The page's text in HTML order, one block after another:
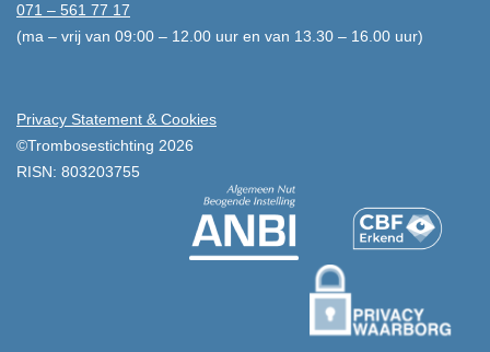
071 – 561 77 17
(ma – vrij van 09:00 – 12.00 uur en van 13.30 – 16.00 uur)
Privacy Statement & Cookies
©Trombosestichting 2026
RISN: 803203755